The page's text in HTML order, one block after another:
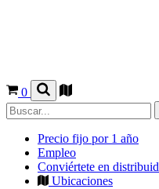
0
Precio fijo por 1 año
Empleo
Conviértete en
Ubicaciones